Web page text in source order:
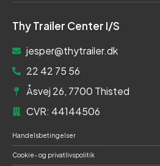
Thy Trailer Center I/S
jesper@thytrailer.dk
22 42 75 56
Åsvej 26, 7700 Thisted
CVR: 44144506
Handelsbetingelser
Cookie- og privatlivspolitik